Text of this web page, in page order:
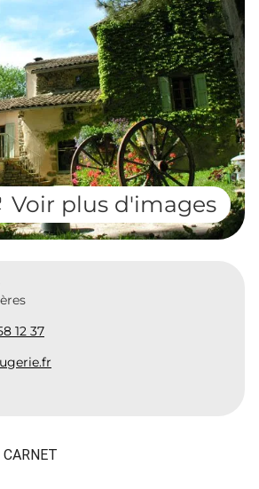
Voir plus d'images
12 37